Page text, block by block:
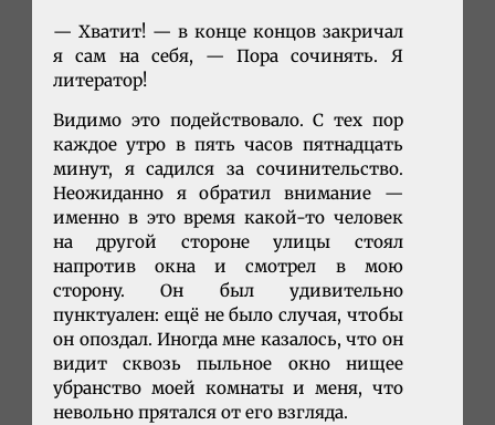
— Хватит! — в конце концов закричал
я сам на себя, — Пора сочинять. Я
литератор!
Видимо это подействовало. С тех пор
каждое утро в пять часов пятнадцать
минут, я садился за сочинительство.
Неожиданно я обратил внимание —
именно в это время какой-то человек
на другой стороне улицы стоял
напротив окна и смотрел в мою
сторону. Он был удивительно
пунктуален: ещё не было случая, чтобы
он опоздал. Иногда мне казалось, что он
видит сквозь пыльное окно нищее
убранство моей комнаты и меня, что
невольно прятался от его взгляда.